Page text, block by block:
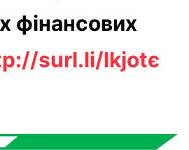
фінансових
surl.li/lkjotє